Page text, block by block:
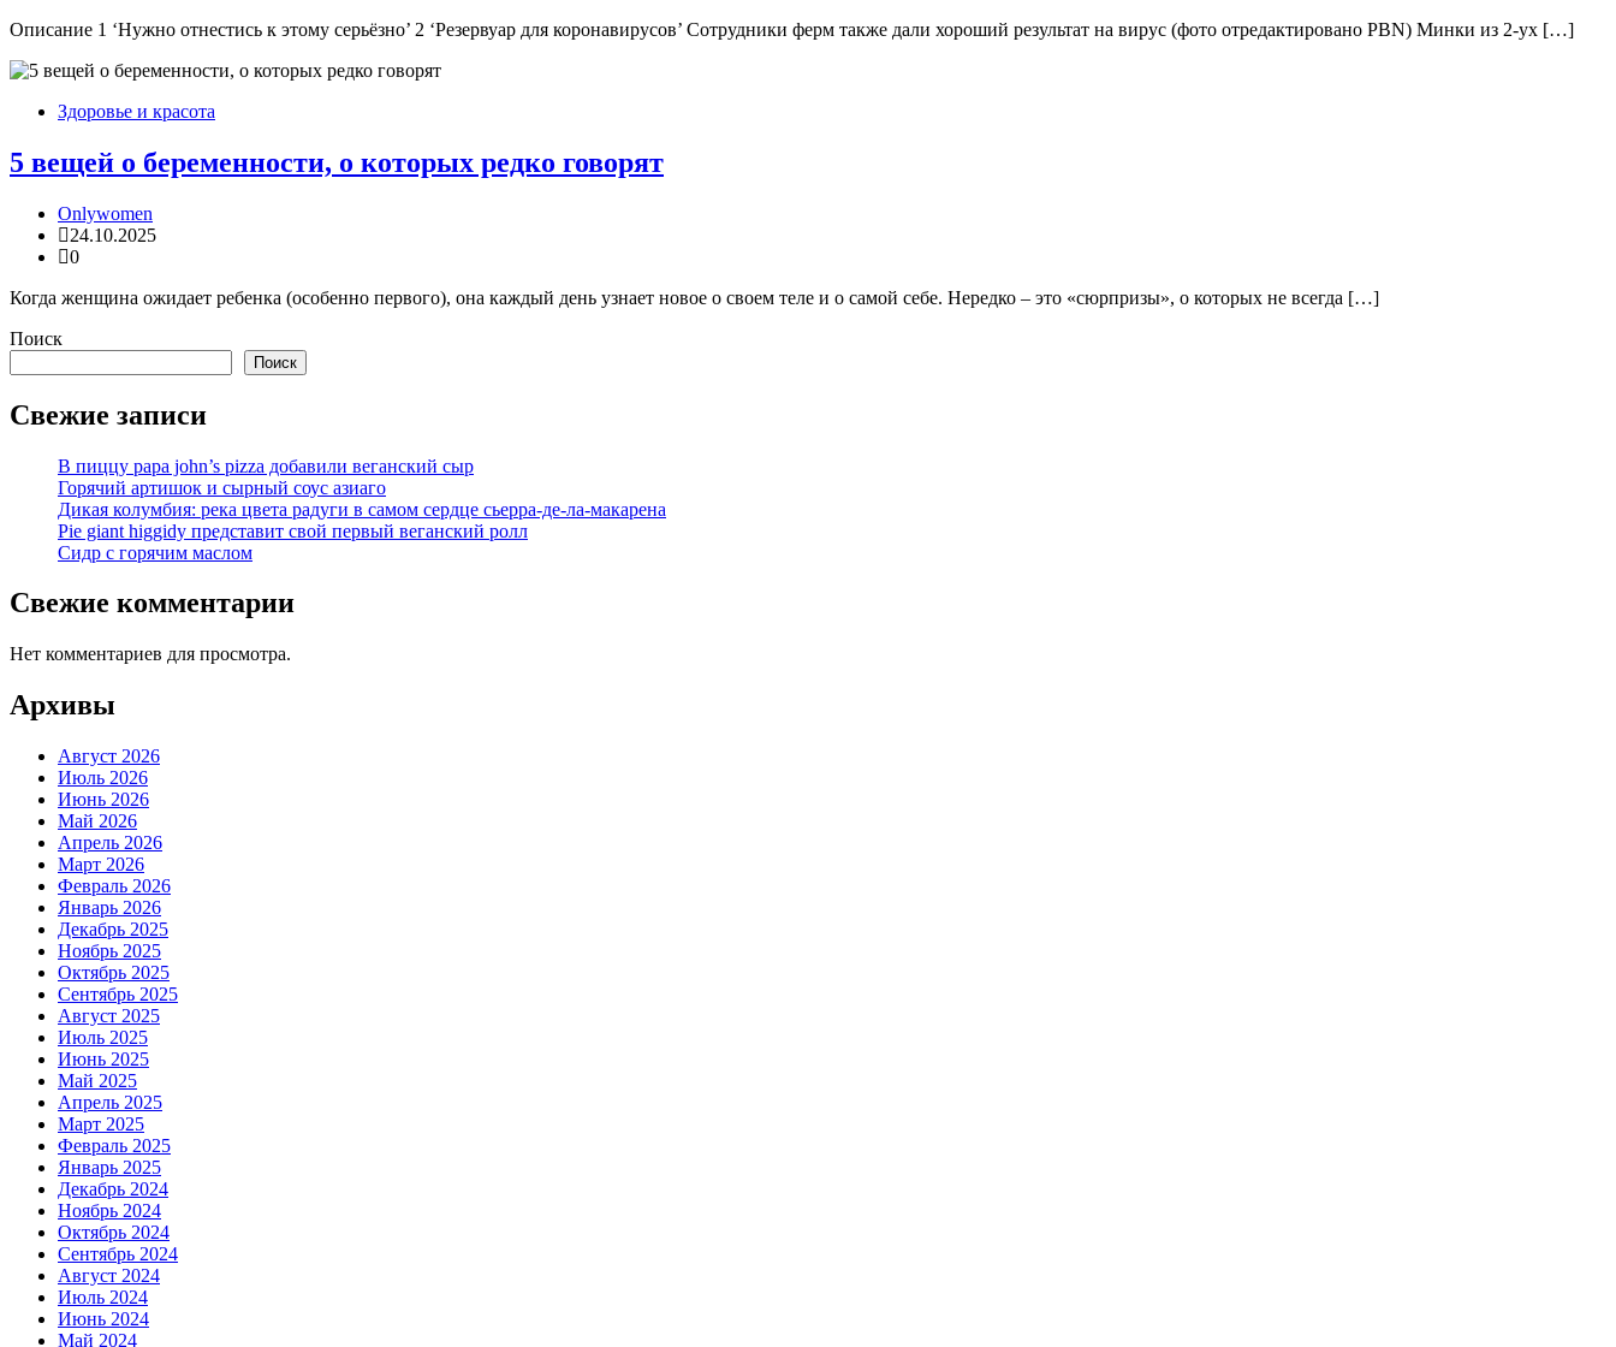
Описание 1 ‘Нужно отнестись к этому серьёзно’ 2 ‘Резервуар для коронавирусов’ Сотрудники ферм также дали хороший результат на вирус (фото отредактировано PBN) Минки из 2-ух […]
Здоровье и красота
5 вещей о беременности, о которых редко говорят
Onlywomen
24.10.2025
0
Когда женщина ожидает ребенка (особенно первого), она каждый день узнает новое о своем теле и о самой себе. Нередко – это «сюрпризы», о которых не всегда […]
Поиск
Поиск
Свежие записи
В пиццу papa john’s pizza добавили веганский сыр
Горячий артишок и сырный соус азиаго
Дикая колумбия: река цвета радуги в самом сердце сьерра-де-ла-макарена
Pie giant higgidy представит свой первый веганский ролл
Сидр с горячим маслом
Свежие комментарии
Нет комментариев для просмотра.
Архивы
Август 2026
Июль 2026
Июнь 2026
Май 2026
Апрель 2026
Март 2026
Февраль 2026
Январь 2026
Декабрь 2025
Ноябрь 2025
Октябрь 2025
Сентябрь 2025
Август 2025
Июль 2025
Июнь 2025
Май 2025
Апрель 2025
Март 2025
Февраль 2025
Январь 2025
Декабрь 2024
Ноябрь 2024
Октябрь 2024
Сентябрь 2024
Август 2024
Июль 2024
Июнь 2024
Май 2024